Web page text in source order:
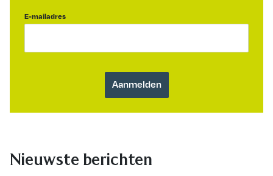
E-mailadres
Nieuwste berichten